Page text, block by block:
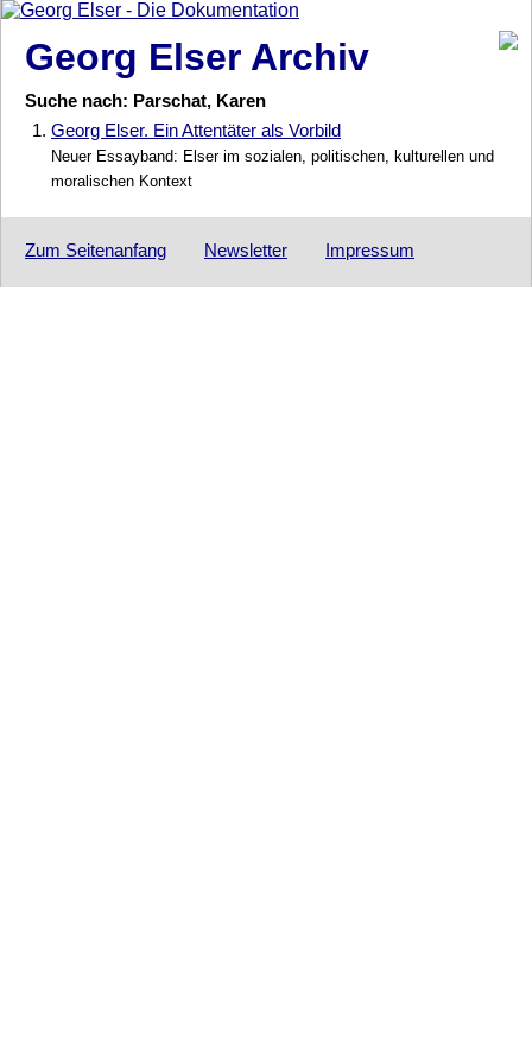
Georg Elser Archiv
Suche nach: Parschat, Karen
1. Georg Elser. Ein Attentäter als Vorbild
Neuer Essayband: Elser im sozialen, politischen, kulturellen und
moralischen Kontext
Zum Seitenanfang Newsletter Impressum